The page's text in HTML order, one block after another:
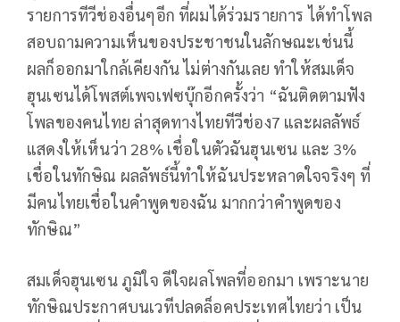
รายการทีวีช่องอื่นๆอีก ที่ผมได้ร่วมรายการ ได้ทำโพล
สอบถามความเห็นของประชาชนในลักษณะเช่นนี้
ผลก็ออกมาใกล้เคียงกัน ไม่ต่างกันเลย ทำให้สมเด็จ
ฮุนเซนได้โพสต์เพจเฟซบุ๊กอีกครั้งว่า “ฉันติดตามฟัง
โพลของคนไทย ล่าสุดทางไทยทีวีช่อง7 และผลลัพธ์
แสดงให้เห็นว่า 28% เชื่อในตัวฉันฮุนเซน และ 3%
เชื่อในทักษิณ ผลลัพธ์นี้ทำให้ฉันประหลาดใจจริงๆ ที่
มีคนไทยเชื่อในคำพูดของฉัน มากกว่าคำพูดของ
ทักษิณ”
สมเด็จฮุนเซน ภูมิใจ ดีใจผลโพลที่ออกมา เพราะนาย
ทักษิณประกาศบนเวทีปลดล็อคประเทศไทยว่า เป็น